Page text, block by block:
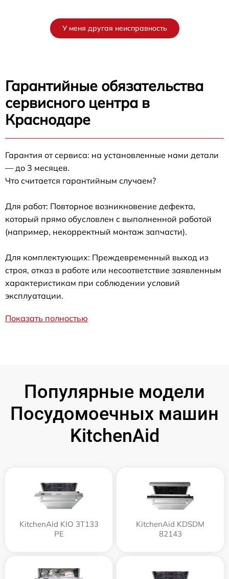
У меня другая неисправность
Гарантийные обязательства
сервисного центра в
Краснодаре
Гарантия от сервиса: на установленные нами детали
— до 3 месяцев.
Что считается гарантийным случаем?
Для работ: Повторное возникновение дефекта,
который прямо обусловлен с выполненной работой
(например, некорректный монтаж запчасти).
Для комплектующих: Преждевременный выход из
строя, отказ в работе или несоответствие заявленным
характеристикам при соблюдении условий
эксплуатации.
Показать полностью
Популярные модели
Посудомоечных машин
KitchenAid
KitchenAid KIO 3T133
PE
KitchenAid KDSDM
82143